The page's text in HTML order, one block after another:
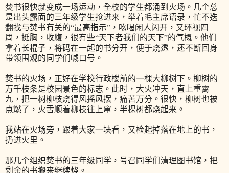
焚书很快就变成一场运动，全校的学生都涌到火场。几个总
是出头露面的三年级学生抢进来，举着毛主席语录，忙不迭
翻找与焚书有关的“最高指示”，吆喝闲人闪开，又环视四
周，挺胸，收腹，很有些“天下者我们的天下”的气概。他们
拿着长棍子，将码在一起的书分开，便于烧透，还不断回身
带领围观的同学们喊口号。
焚书的火场，正好在学校行政楼前的一棵大柳树下。柳树的
万千枝条是校园景色的标志。此时，大火冲天，直上重霄
九，把一树柳枝烧得风摇风摆，痛苦万分。很快，柳树也被
点燃了，火舌顺着柳枝往上窜，半棵树都烧起来。
我站在火场旁，跟着大家一块看，又检起掉落在地上的书，
扔进火里。
那几个组织焚书的三年级同学，号召同学们清理图书馆，把
剩余的书搬来继续烧。